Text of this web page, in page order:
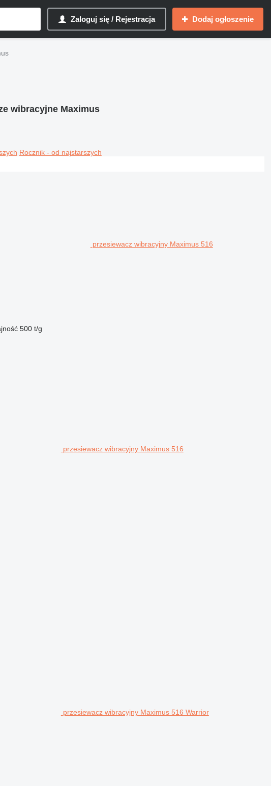
Zaloguj się / Rejestracja Dodaj ogłoszenie
wibracyjne Maximus
Rocznik - od najstarszych
przesiewacz wibracyjny Maximus 516
500 t/g
przesiewacz wibracyjny Maximus 516
przesiewacz wibracyjny Maximus 516 Warrior